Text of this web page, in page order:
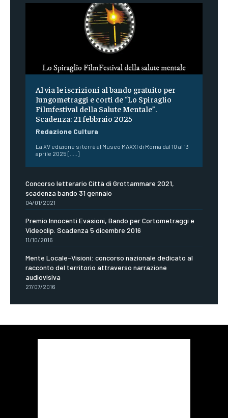
Al via le iscrizioni al bando gratuito per
lungometraggi e corti de “Lo Spiraglio
Filmfestival della Salute Mentale”.
Scadenza: 21 febbraio 2025
Redazione Cultura
La XV edizione si terrà al Museo MAXXI di Roma dal 10 al 13
aprile 2025 [.....]
Concorso letterario Città di Grottammare 2021,
scadenza bando 31 gennaio
04/01/2021
Premio Innocenti Evasioni, Bando per Cortometraggi e
Videoclip. Scadenza 5 dicembre 2016
11/10/2016
Mente Locale-Visioni: concorso nazionale dedicato al
racconto del territorio attraverso narrazione
audiovisiva
27/07/2016